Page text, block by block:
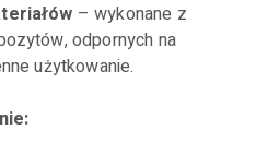
– wykonane z
odpornych na
użytkowanie.